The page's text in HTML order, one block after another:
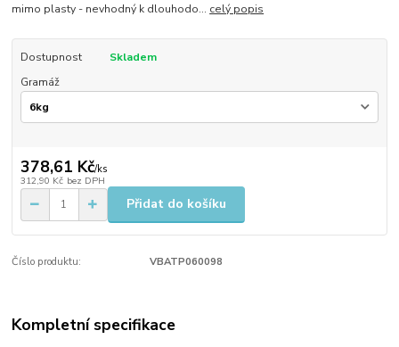
mimo plasty - nevhodný k dlouhodo... celý popis
Dostupnost
Skladem
Gramáž
378,61 Kč/ks
312,90 Kč bez DPH
Přidat do košíku
Číslo produktu: VBATP060098
Kompletní specifikace